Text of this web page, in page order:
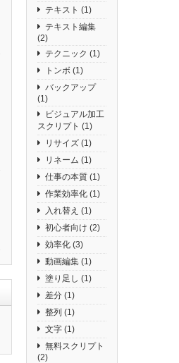
テキスト (1)
テキスト編集
(2)
テクニック (1)
トンボ (1)
バックアップ
(1)
ビジュアル加工
スクリプト (1)
リサイズ (1)
リネーム (1)
仕事の本質 (1)
作業効率化 (1)
入れ替え (1)
初心者向け (2)
効率化 (3)
動画編集 (1)
塗り足し (1)
差分 (1)
整列 (1)
文字 (1)
無料スクリプト
(2)